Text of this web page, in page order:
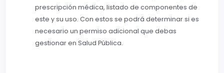
prescripción médica, listado de componentes de
este y su uso. Con estos se podrá determinar si es
necesario un permiso adicional que debas
gestionar en Salud Pública.